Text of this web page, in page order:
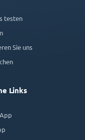
testen
Sie uns
Links